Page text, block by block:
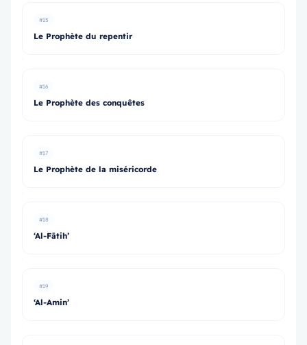
#15
Le Prophète du repentir
#16
Le Prophète des conquêtes
#17
Le Prophète de la miséricorde
#18
‘Al-Fātih’
#19
‘Al-Amin’